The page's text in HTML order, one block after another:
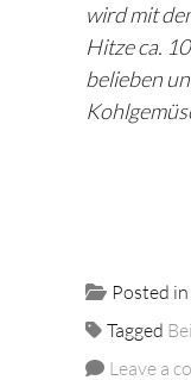
wird mit
Hitze ca.
belieben
Posted in
Tagged
Leave a